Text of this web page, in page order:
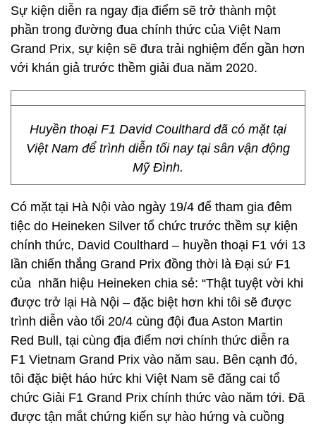
Sự kiện diễn ra ngay địa điểm sẽ trở thành một
phần trong đường đua chính thức của Việt Nam
Grand Prix, sự kiện sẽ đưa trải nghiệm đến gần hơn
với khán giả trước thềm giải đua năm 2020.
Huyền thoại F1 David Coulthard đã có mặt tại
Việt Nam để trình diễn tối nay tại sân vận động
Mỹ Đình.
Có mặt tại Hà Nội vào ngày 19/4 để tham gia đêm
tiệc do Heineken Silver tổ chức trước thềm sự kiện
chính thức, David Coulthard – huyền thoại F1 với 13
lần chiến thắng Grand Prix đồng thời là Đại sứ F1
của nhãn hiệu Heineken chia sẻ: “Thật tuyệt vời khi
được trở lại Hà Nội – đặc biệt hơn khi tôi sẽ được
trình diễn vào tối 20/4 cùng đội đua Aston Martin
Red Bull, tại cùng địa điểm nơi chính thức diễn ra
F1 Vietnam Grand Prix vào năm sau. Bên cạnh đó,
tôi đặc biệt háo hức khi Việt Nam sẽ đăng cai tổ
chức Giải F1 Grand Prix chính thức vào năm tới. Đã
được tận mắt chứng kiến sự hào hứng và cuồng